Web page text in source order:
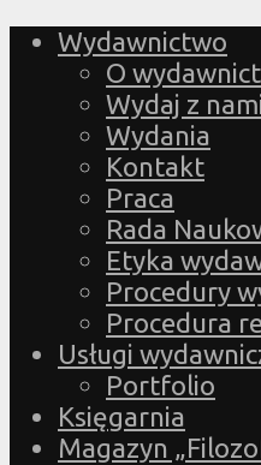
Wydawnictwo
O
Wydaj z
Wydania
Kontakt
Praca
Rada
Etyka
Procedury
Procedura
Usługi
Portfolio
Księgarnia
Magazyn